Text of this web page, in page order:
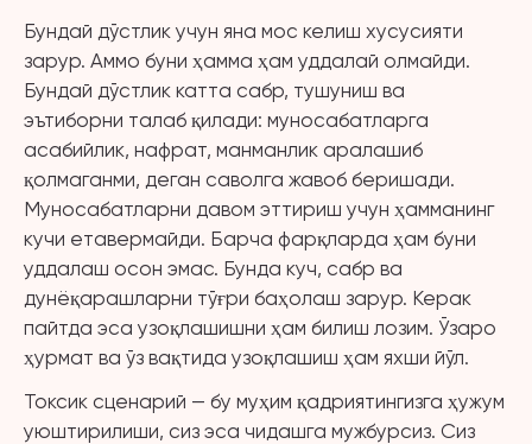
Бундай дўстлик учун яна мос келиш хусусияти
зарур. Аммо буни ҳамма ҳам уддалай олмайди.
Бундай дўстлик катта сабр, тушуниш ва
эътиборни талаб қилади: муносабатларга
асабийлик, нафрат, манманлик аралашиб
қолмаганми, деган саволга жавоб беришади.
Муносабатларни давом эттириш учун ҳамманинг
кучи етавермайди. Барча фарқларда ҳам буни
уддалаш осон эмас. Бунда куч, сабр ва
дунёқарашларни тўғри баҳолаш зарур. Керак
пайтда эса узоқлашишни ҳам билиш лозим. Ўзаро
ҳурмат ва ўз вақтида узоқлашиш ҳам яхши йўл.
Токсик сценарий — бу муҳим қадриятингизга ҳужум
уюштирилиши, сиз эса чидашга мужбурсиз. Сиз